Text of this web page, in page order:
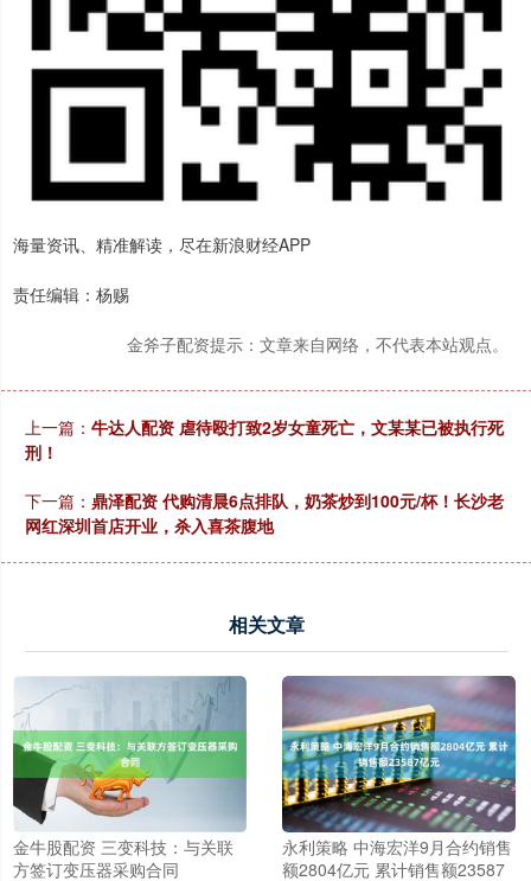
海量资讯、精准解读，尽在新浪财经APP
责任编辑：杨赐
金斧子配资提示：文章来自网络，不代表本站观点。
上一篇： 牛达人配资 虐待殴打致2岁女童死亡，文某某已被执行死
刑！
下一篇： 鼎泽配资 代购清晨6点排队，奶茶炒到100元/杯！长沙老
网红深圳首店开业，杀入喜茶腹地
相关文章
金牛股配资 三变科技：与关联
方签订变压器采购合同
永利策略 中海宏洋9月合约销售
额2804亿元 累计销售额23587